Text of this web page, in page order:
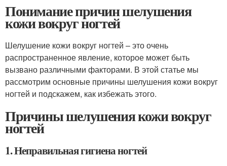
Понимание причин шелушения
кожи вокруг ногтей
Шелушение кожи вокруг ногтей – это очень
распространенное явление, которое может быть
вызвано различными факторами. В этой статье мы
рассмотрим основные причины шелушения кожи вокруг
ногтей и подскажем, как избежать этого.
Причины шелушения кожи вокруг
ногтей
1. Неправильная гигиена ногтей